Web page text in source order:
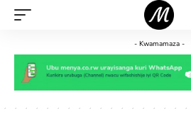
- Kwamamaza -